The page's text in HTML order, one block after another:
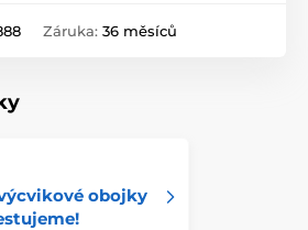
Záruka: 36 měsíců
obojky